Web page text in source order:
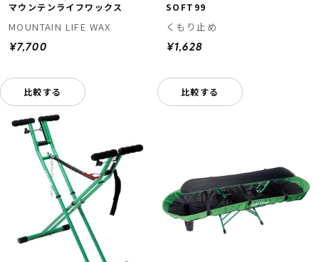
マウンテンライフワックス
MOUNTAIN LIFE WAX
¥7,700
比較する
SOFT99
くもり止め
¥1,628
比較する